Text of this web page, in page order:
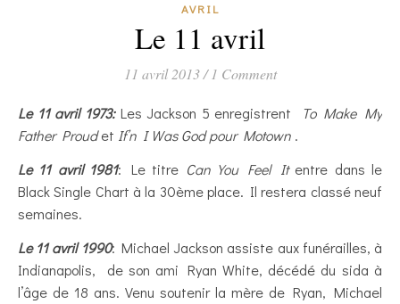
AVRIL
Le 11 avril
11 avril 2013/ 1 Comment
Le 11 avril 1973: Les Jackson 5 enregistrent
To Make My
Father Proudet If’n I Was God pour Motown .
Le 11 avril 1981: Le titre Can You Feel Itentre dans le
Black Single Chart à la 30ème place. Il restera classé neuf
semaines.
Le 11 avril 1990: Michael Jackson assiste aux funérailles, à
Indianapolis, de son ami Ryan White, décédé du sida à
l’âge de 18 ans. Venu soutenir la mère de Ryan, Michael